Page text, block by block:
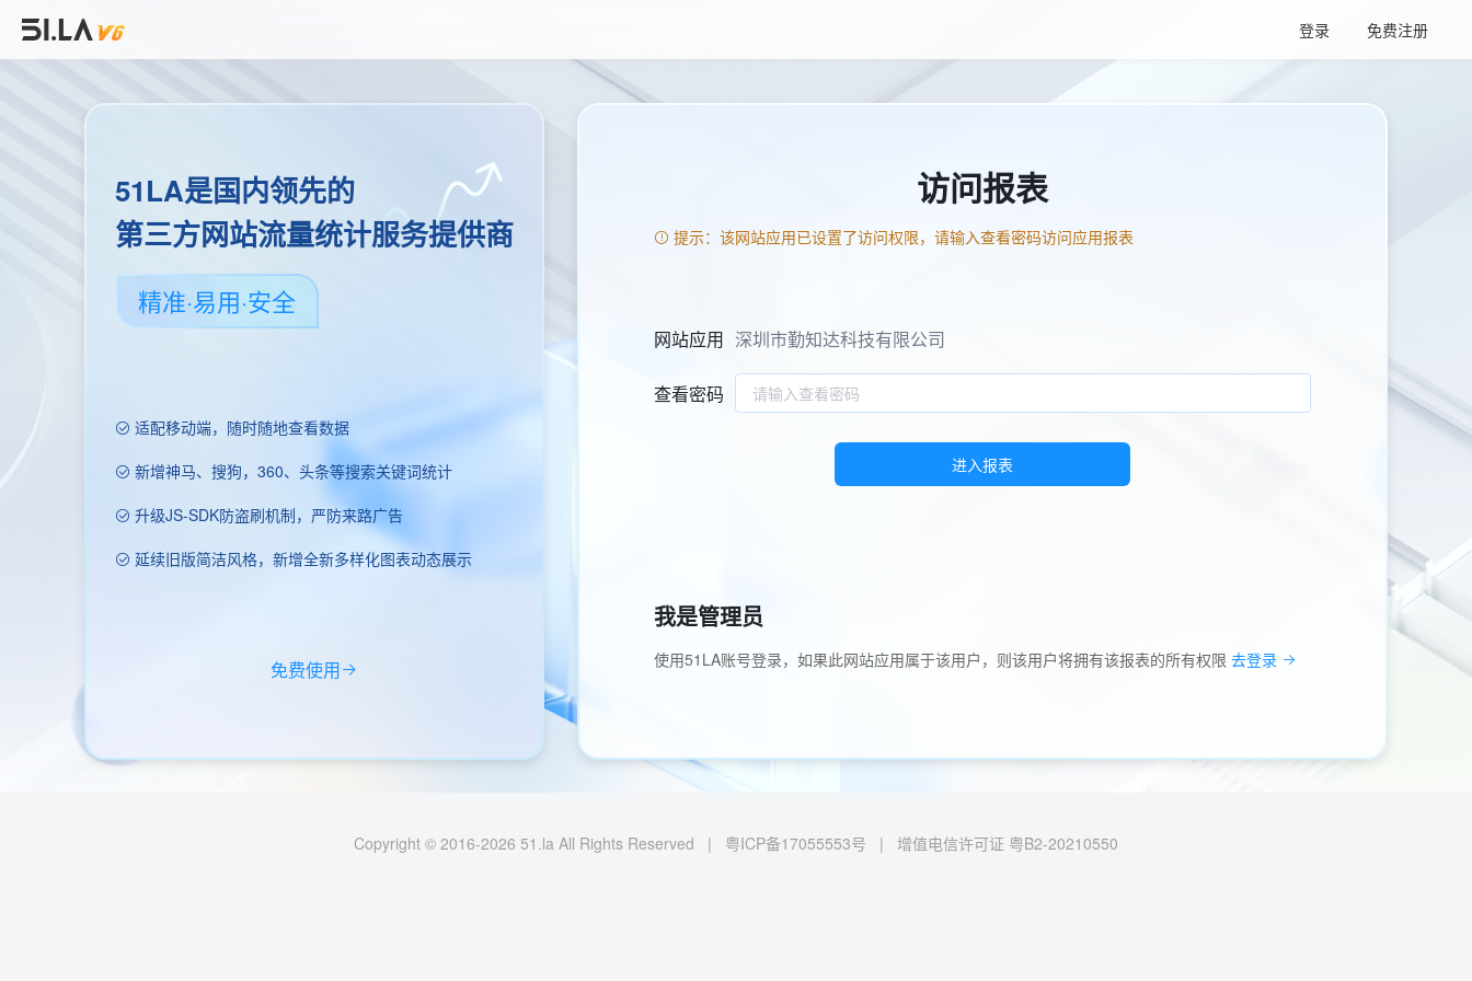
登录 免费注册
51LA是国内领先的
第三方网站流量统计服务提供商
精准·易用·安全
适配移动端，随时随地查看数据
新增神马、搜狗，360、头条等搜索关键词统计
升级JS-SDK防盗刷机制，严防来路广告
延续旧版简洁风格，新增全新多样化图表动态展示
免费使用
访问报表
提示：该网站应用已设置了访问权限，请输入查看密码访问应用报表
网站应用 深圳市勤知达科技有限公司
查看密码
进入报表
我是管理员
使用51LA账号登录，如果此网站应用属于该用户，则该用户将拥有该报表的所有权限 去登录
Copyright © 2016-2026 51.la All Rights Reserved | 粤ICP备17055553号 | 增值电信许可证 粤B2-20210550